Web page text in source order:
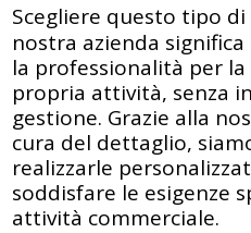
Scegliere questo tipo di
nostra azienda
la professionalità per
propria attività, senza
gestione. Grazie alla
cura del dettaglio,
realizzarle
soddisfare le esigenze
attività commerciale.